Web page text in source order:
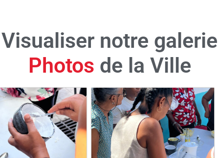
Visualiser notre galerie
Vidéos de la Ville